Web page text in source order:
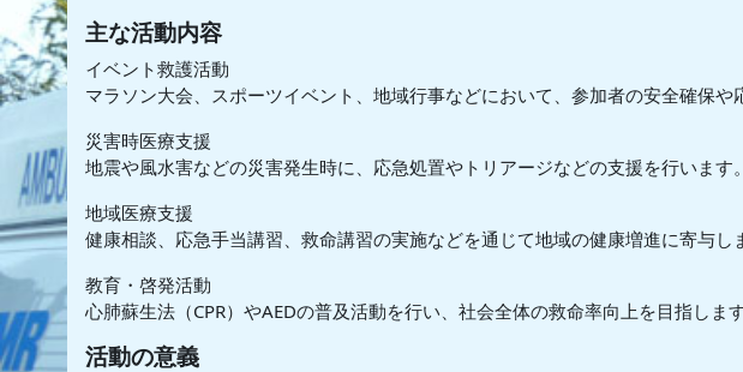
主な活動内容
イベント救護活動
マラソン大会、スポーツイベント、地域行事などにおいて、参加者の安全確保や
災害時医療支援
地震や風水害などの災害発生時に、応急処置やトリアージなどの支援を行います。
地域医療支援
健康相談、応急手当講習、救命講習の実施などを通じて地域の健康増進に寄与し
教育・啓発活動
心肺蘇生法（CPR）やAEDの普及活動を行い、社会全体の救命率向上を目指します
活動の意義